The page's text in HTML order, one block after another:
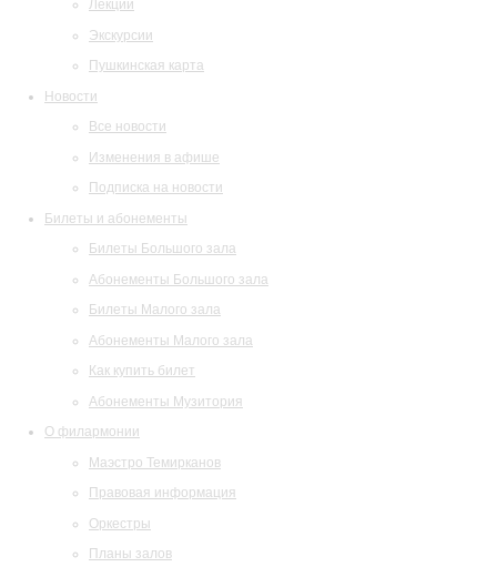
Лекции
Экскурсии
Пушкинская карта
Новости
Все новости
Изменения в афише
Подписка на новости
Билеты и абонементы
Билеты Большого зала
Абонементы Большого зала
Билеты Малого зала
Абонементы Малого зала
Как купить билет
Абонементы Музитория
О филармонии
Маэстро Темирканов
Правовая информация
Оркестры
Планы залов